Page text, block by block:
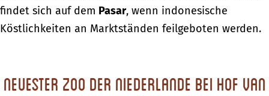
findet sich auf dem Pasar, wenn indonesische
Köstlichkeiten an Marktständen feilgeboten werden.
Neuester Zoo der Niederlande bei Hof van